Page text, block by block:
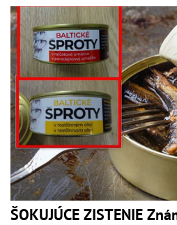
ŠOKUJÚCE ZISTENIE